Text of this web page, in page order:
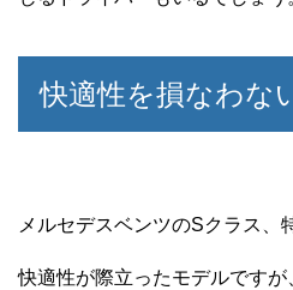
快適性を損なわな
メルセデスベンツのSクラス、
快適性が際立ったモデルですが